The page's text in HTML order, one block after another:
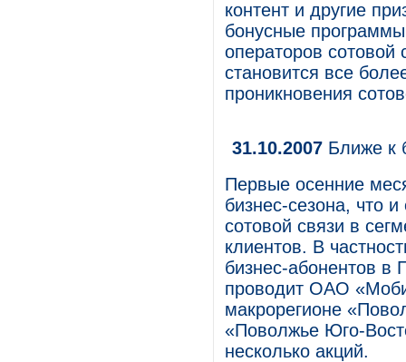
контент и другие
бонусные
операторов сотовой
становится все
проникновения
31.10.2007 Ближе к
Первые осенние
бизнес-сезона, что
сотовой связи в
клиентов. В
бизнес-абонентов в
проводит ОАО
макрорегионе
«Поволжье Юго-
несколько акций.